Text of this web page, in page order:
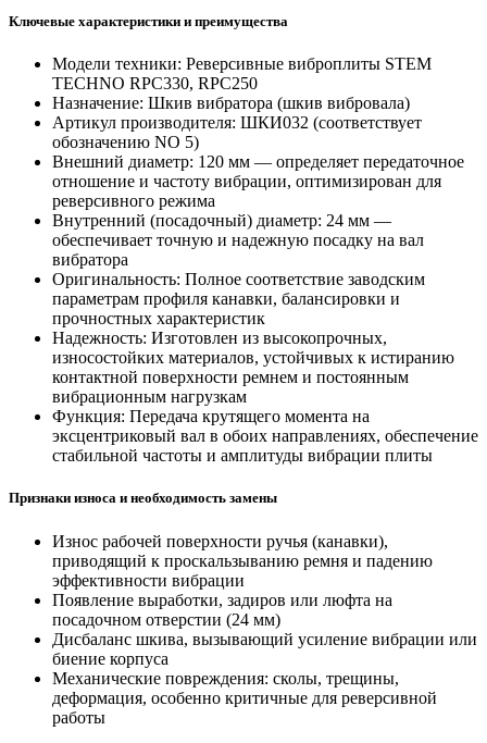
Ключевые характеристики и преимущества
Модели техники: Реверсивные виброплиты STEM
TECHNO RPC330, RPC250
Назначение: Шкив вибратора (шкив вибровала)
Артикул производителя: ШКИ032 (соответствует
обозначению NO 5)
Внешний диаметр: 120 мм — определяет передаточное
отношение и частоту вибрации, оптимизирован для
реверсивного режима
Внутренний (посадочный) диаметр: 24 мм —
обеспечивает точную и надежную посадку на вал
вибратора
Оригинальность: Полное соответствие заводским
параметрам профиля канавки, балансировки и
прочностных характеристик
Надежность: Изготовлен из высокопрочных,
износостойких материалов, устойчивых к истиранию
контактной поверхности ремнем и постоянным
вибрационным нагрузкам
Функция: Передача крутящего момента на
эксцентриковый вал в обоих направлениях, обеспечение
стабильной частоты и амплитуды вибрации плиты
Признаки износа и необходимость замены
Износ рабочей поверхности ручья (канавки),
приводящий к проскальзыванию ремня и падению
эффективности вибрации
Появление выработки, задиров или люфта на
посадочном отверстии (24 мм)
Дисбаланс шкива, вызывающий усиление вибрации или
биение корпуса
Механические повреждения: сколы, трещины,
деформация, особенно критичные для реверсивной
работы